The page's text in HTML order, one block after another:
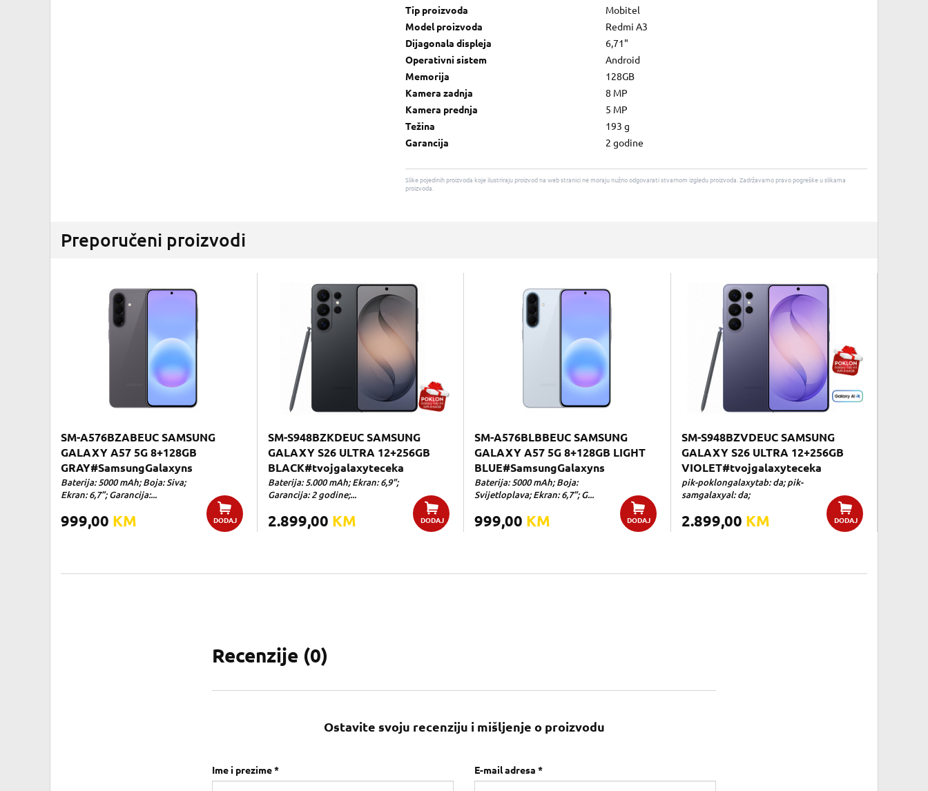
Tip proizvoda
Mobitel
Model proizvoda
Redmi A3
Dijagonala displeja
6,71"
Operativni sistem
Android
Memorija
128GB
Kamera zadnja
8 MP
Kamera prednja
5 MP
Težina
193 g
Garancija
2 godine
Slike pojedinih proizvoda koje ilustriraju proizvod na web stranici ne moraju nužno odgovarati stvarnom izgledu proizvoda. Zadržavamo pravo pogreške u slikama
proizvoda.
Preporučeni proizvodi
SM-A576BZABEUC SAMSUNG
GALAXY A57 5G 8+128GB
GRAY#SamsungGalaxyns
Baterija: 5000 mAh; Boja: Siva;
Ekran: 6,7”; Garancija:...
999,00 KM DODAJ
SM-S948BZKDEUC SAMSUNG
GALAXY S26 ULTRA 12+256GB
BLACK#tvojgalaxyteceka
Baterija: 5.000 mAh; Ekran: 6,9";
Garancija: 2 godine;...
2.899,00 KM DODAJ
SM-A576BLBBEUC SAMSUNG
GALAXY A57 5G 8+128GB LIGHT
BLUE#SamsungGalaxyns
Baterija: 5000 mAh; Boja:
Svijetloplava; Ekran: 6,7”; G...
999,00 KM DODAJ
SM-S948BZVDEUC SAMSUNG
GALAXY S26 ULTRA 12+256GB
VIOLET#tvojgalaxyteceka
pik-poklongalaxytab: da; pik-
samgalaxyal: da;
2.899,00 KM DODAJ
Recenzije (0)
Ostavite svoju recenziju i mišljenje o proizvodu
Ime i prezime * E-mail adresa *